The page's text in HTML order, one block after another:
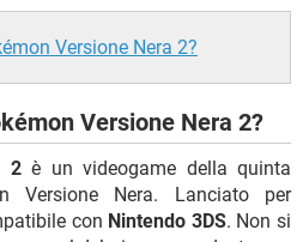
Versione Nera 2?
Versione Nera 2?
2è un videogame della quinta
Versione Nera. Lanciato per
con Nintendo 3DS. Non si